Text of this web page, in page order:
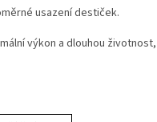
usazení destiček.
výkon a dlouhou